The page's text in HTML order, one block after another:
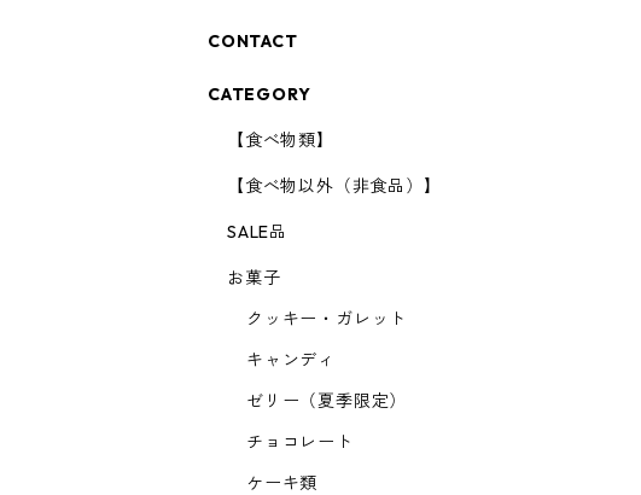
CONTACT
CATEGORY
【食べ物類】
【食べ物以外（非食品）】
SALE品
お菓子
クッキー・ガレット
キャンディ
ゼリー（夏季限定）
チョコレート
ケーキ類